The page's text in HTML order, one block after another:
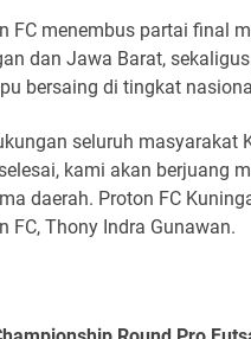
FC menembus partai final
dan Jawa Barat,
bersaing di tingkat
seluruh masyarakat
kami akan berjuang
daerah. Proton FC
FC, Thony Indra Gunawan.